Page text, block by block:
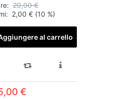
20,00 €
2,00 € (10 %)
al carrello
€